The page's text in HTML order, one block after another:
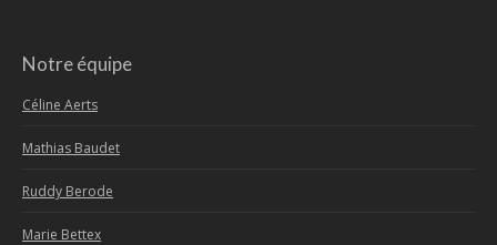
Notre équipe
Céline Aerts
Mathias Baudet
Ruddy Berode
Marie Bettex